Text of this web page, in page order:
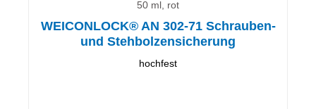
50 ml, rot
WEICONLOCK® AN 302-71 Schrauben-
und Stehbolzensicherung
hochfest